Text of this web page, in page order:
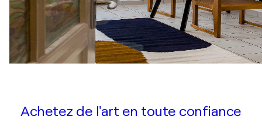
Achetez de l'art en toute confiance